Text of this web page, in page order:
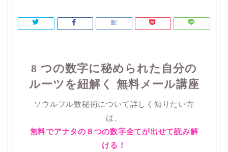
8 つの数字に秘められた自分の
ルーツを紐解く 無料メール講座
ソウルフル数秘術について詳しく知りたい方
は、
無料でアナタの８つの数字全てが出せて読み解
ける！